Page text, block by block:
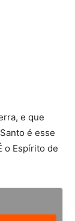
e que
é esse
o Espírito de